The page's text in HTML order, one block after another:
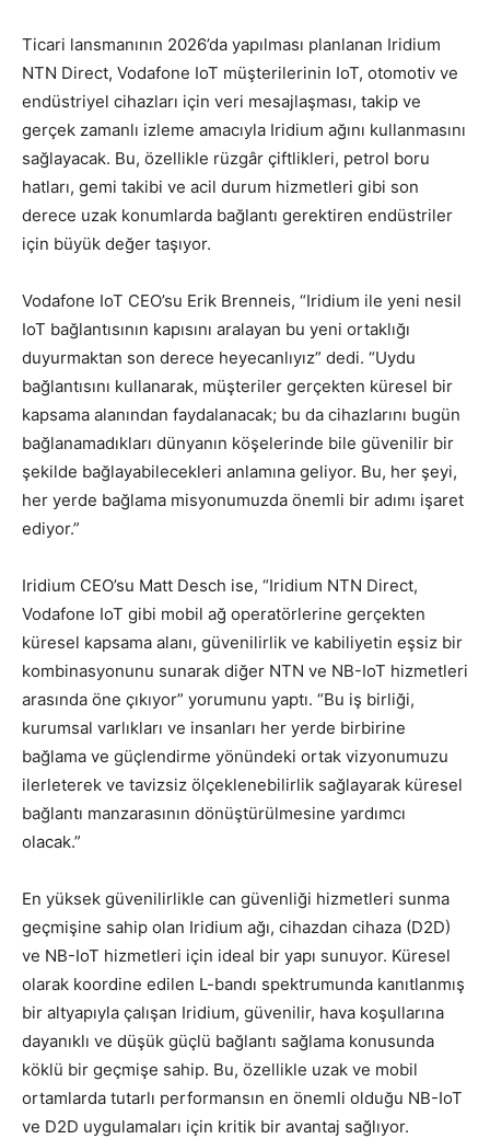
Ticari lansmanının 2026’da yapılması planlanan Iridium
NTN Direct, Vodafone IoT müşterilerinin IoT, otomotiv ve
endüstriyel cihazları için veri mesajlaşması, takip ve
gerçek zamanlı izleme amacıyla Iridium ağını kullanmasını
sağlayacak. Bu, özellikle rüzgâr çiftlikleri, petrol boru
hatları, gemi takibi ve acil durum hizmetleri gibi son
derece uzak konumlarda bağlantı gerektiren endüstriler
için büyük değer taşıyor.
Vodafone IoT CEO’su Erik Brenneis, “Iridium ile yeni nesil
IoT bağlantısının kapısını aralayan bu yeni ortaklığı
duyurmaktan son derece heyecanlıyız” dedi. “Uydu
bağlantısını kullanarak, müşteriler gerçekten küresel bir
kapsama alanından faydalanacak; bu da cihazlarını bugün
bağlanamadıkları dünyanın köşelerinde bile güvenilir bir
şekilde bağlayabilecekleri anlamına geliyor. Bu, her şeyi,
her yerde bağlama misyonumuzda önemli bir adımı işaret
ediyor.”
Iridium CEO’su Matt Desch ise, “Iridium NTN Direct,
Vodafone IoT gibi mobil ağ operatörlerine gerçekten
küresel kapsama alanı, güvenilirlik ve kabiliyetin eşsiz bir
kombinasyonunu sunarak diğer NTN ve NB-IoT hizmetleri
arasında öne çıkıyor” yorumunu yaptı. “Bu iş birliği,
kurumsal varlıkları ve insanları her yerde birbirine
bağlama ve güçlendirme yönündeki ortak vizyonumuzu
ilerleterek ve tavizsiz ölçeklenebilirlik sağlayarak küresel
bağlantı manzarasının dönüştürülmesine yardımcı
olacak.”
En yüksek güvenilirlikle can güvenliği hizmetleri sunma
geçmişine sahip olan Iridium ağı, cihazdan cihaza (D2D)
ve NB-IoT hizmetleri için ideal bir yapı sunuyor. Küresel
olarak koordine edilen L-bandı spektrumunda kanıtlanmış
bir altyapıyla çalışan Iridium, güvenilir, hava koşullarına
dayanıklı ve düşük güçlü bağlantı sağlama konusunda
köklü bir geçmişe sahip. Bu, özellikle uzak ve mobil
ortamlarda tutarlı performansın en önemli olduğu NB-IoT
ve D2D uygulamaları için kritik bir avantaj sağlıyor.